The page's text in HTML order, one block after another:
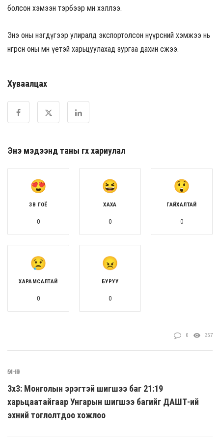
болсон хэмээн тэрбээр мөн хэллээ.
Энэ оны нэгдүгээр улиралд экспортолсон нүүрсний хэмжээ нь
өнгөрсөн оны мөн үетэй харьцуулахад зургаа дахин өсжээ.
Хуваалцах
Энэ мэдээнд таны өгөх хариулал
ЗӨВ ГОЁ
0
ХАХА
0
ГАЙХАЛТАЙ
0
ХАРАМСАЛТАЙ
0
БУРУУ
0
0 357
ӨМНӨХ
3х3: Монголын эрэгтэй шигшээ баг 21:19
харьцаатайгаар Унгарын шигшээ багийг ДАШТ-ий
эхний тоглолтдоо хожлоо